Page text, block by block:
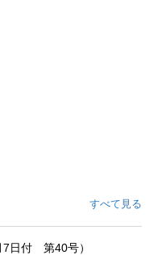
すべて見る
7日付 第40号）